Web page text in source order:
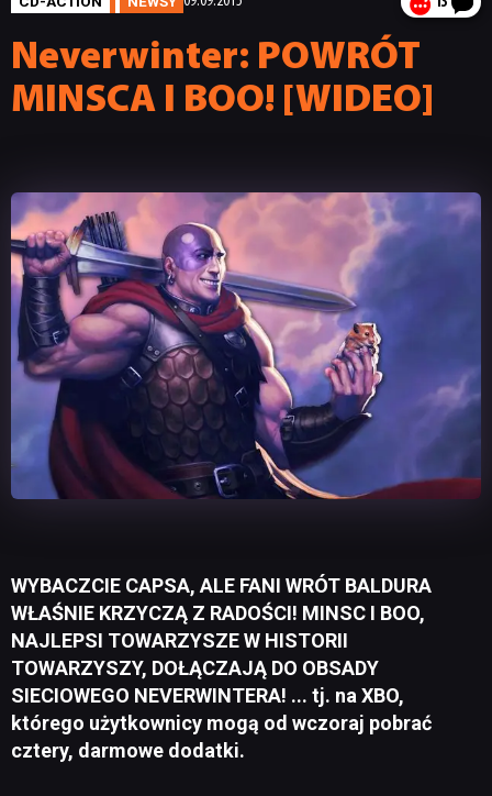
Neverwinter: POWRÓT
MINSCA I BOO! [WIDEO]
WYBACZCIE CAPSA, ALE FANI WRÓT BALDURA
WŁAŚNIE KRZYCZĄ Z RADOŚCI! MINSC I BOO,
NAJLEPSI TOWARZYSZE W HISTORII
TOWARZYSZY, DOŁĄCZAJĄ DO OBSADY
SIECIOWEGO NEVERWINTERA! ... tj. na XBO,
którego użytkownicy mogą od wczoraj pobrać
cztery, darmowe dodatki.